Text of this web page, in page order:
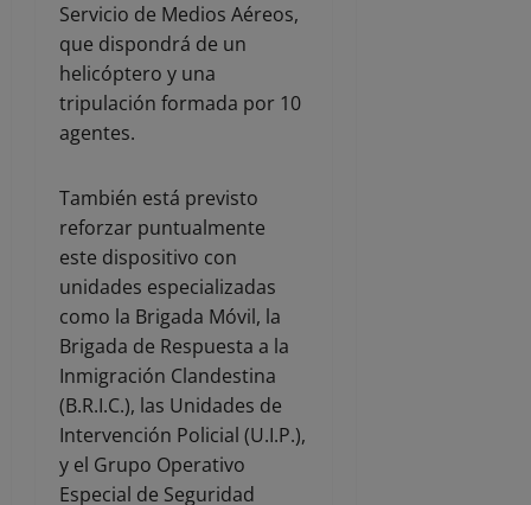
Servicio de Medios Aéreos,
que dispondrá de un
helicóptero y una
tripulación formada por 10
agentes.
También está previsto
reforzar puntualmente
este dispositivo con
unidades especializadas
como la Brigada Móvil, la
Brigada de Respuesta a la
Inmigración Clandestina
(B.R.I.C.), las Unidades de
Intervención Policial (U.I.P.),
y el Grupo Operativo
Especial de Seguridad